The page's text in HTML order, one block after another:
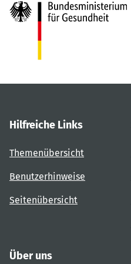
Hilfreiche Links
Themenübersicht
Benutzerhinweise
Seitenübersicht
Über uns